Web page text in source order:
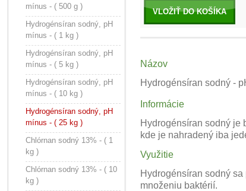
mínus - ( 500 g )
Hydrogénsíran sodný, pH
mínus - ( 1 kg )
Hydrogénsíran sodný, pH
mínus - ( 5 kg )
Hydrogénsíran sodný, pH
mínus - ( 10 kg )
Hydrogénsíran sodný, pH
mínus - ( 25 kg )
Chlórnan sodný 13% - ( 1
kg )
Chlórnan sodný 13% - ( 10
kg )
VLOŽIŤ DO KOŠÍKA
Názov
Hydrogénsíran sodný -
Informácie
Hydrogénsíran sodný je
kde je nahradený iba
Využitie
Hydrogénsíran sodný
množeniu baktérií.